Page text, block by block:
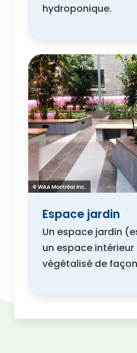
hydroponique.
Espace jardin
Un espace jardin
un espace
végétalisé de